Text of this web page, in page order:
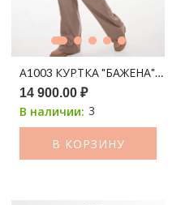
ГОЛУБОЙ
А1003 КУРТКА "БАЖЕНА"
14 900.00 ₽
В наличии: 3
В КОРЗИНУ